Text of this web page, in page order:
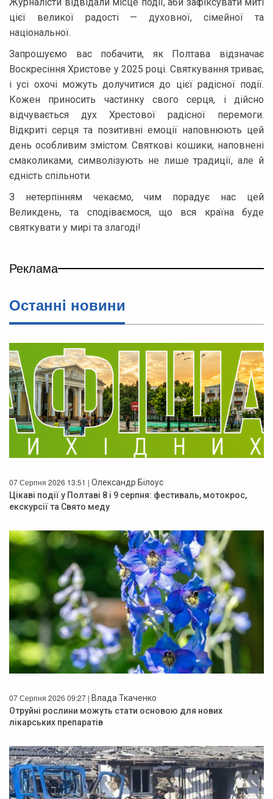
цієї великої радості — духовної, сімейної та
національної.
Запрошуємо вас побачити, як Полтава відзначає
Воскресіння Христове у 2025 році. Святкування триває,
і усі охочі можуть долучитися до цієї радісної події.
Кожен приносить частинку свого серця, і дійсно
відчувається дух Хрестової радісної перемоги.
Відкриті серця та позитивні емоції наповнюють цей
день особливим змістом. Святкові кошики, наповнені
смаколиками, символізують не лише традиції, але й
єдність спільноти.
З нетерпінням чекаємо, чим порадує нас цей
Великдень, та сподіваємося, що вся країна буде
святкувати у мирі та злагоді!
Реклама
Останнi новини
07 Серпня 2026 13:51 | Олександр Білоус
Цікаві події у Полтаві 8 і 9 серпня: фестиваль, мотокрос,
екскурсії та Свято меду
07 Серпня 2026 09:27 | Влада Ткаченко
Отруйні рослини можуть стати основою для нових
лікарських препаратів